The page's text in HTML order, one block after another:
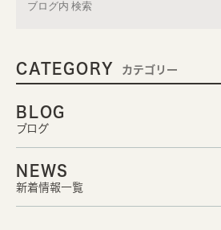
CATEGORY カテゴリー
BLOG
ブログ
NEWS
新着情報一覧